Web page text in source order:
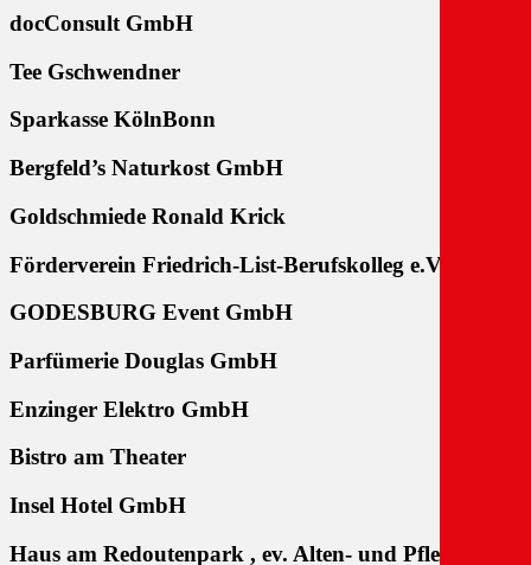
docConsult GmbH
Tee Gschwendner
Sparkasse KölnBonn
Bergfeld’s Naturkost GmbH
Goldschmiede Ronald Krick
Förderverein Friedrich-List-Berufskolleg e.V.
GODESBURG Event GmbH
Parfümerie Douglas GmbH
Enzinger Elektro GmbH
Bistro am Theater
Insel Hotel GmbH
Haus am Redoutenpark , ev. Alten- und Pflegeheim